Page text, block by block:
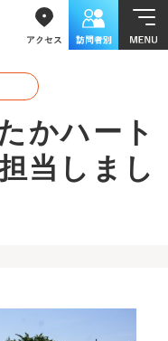
かハート
当しまし